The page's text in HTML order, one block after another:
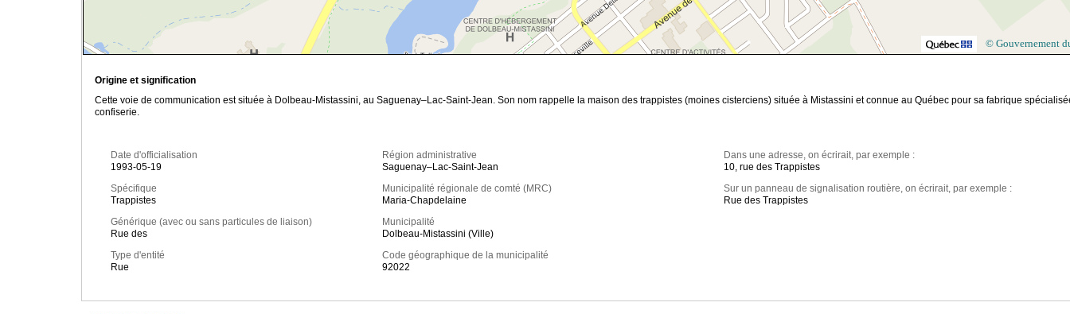
© Gouvernement
Origine et signification
Cette voie de communication est située à Dolbeau-Mistassini, au Saguenay–Lac-Saint-Jean. Son nom rappelle la maison des trappistes (moines cisterciens) située à Mistassini et connue au Québec pour sa fabrique
confiserie.
Date d'officialisation
1993-05-19
Spécifique
Trappistes
Générique (avec ou sans particules de liaison)
Rue des
Type d'entité
Rue
Région administrative
Saguenay–Lac-Saint-Jean
Municipalité régionale de comté (MRC)
Maria-Chapdelaine
Municipalité
Dolbeau-Mistassini (Ville)
Code géographique de la municipalité
92022
Dans une adresse, on écrirait, par exemple :
10, rue des Trappistes
Sur un panneau de signalisation routière, on écrirait, par exemple :
Rue des Trappistes